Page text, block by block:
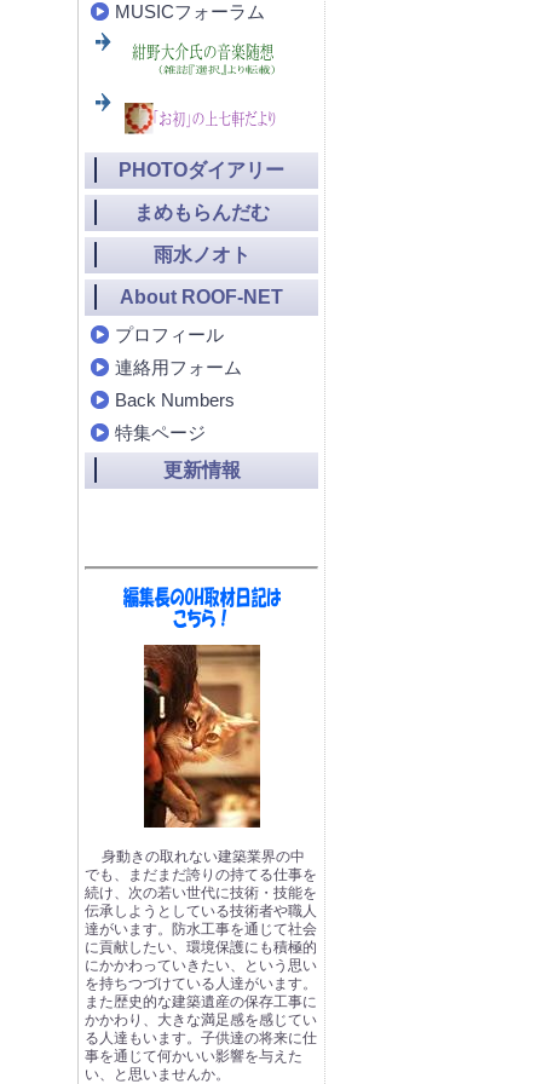
MUSICフォーラム
PHOTOダイアリー
まめもらんだむ
雨水ノオト
About ROOF-NET
プロフィール
連絡用フォーム
Back Numbers
特集ページ
更新情報
身動きの取れない建築業界の中
でも、まだまだ誇りの持てる仕事を
続け、次の若い世代に技術・技能を
伝承しようとしている技術者や職人
達がいます。防水工事を通じて社会
に貢献したい、環境保護にも積極的
にかかわっていきたい、という思い
を持ちつづけている人達がいます。
また歴史的な建築遺産の保存工事に
かかわり、大きな満足感を感じてい
る人達もいます。子供達の将来に仕
事を通じて何かいい影響を与えた
い、と思いませんか。